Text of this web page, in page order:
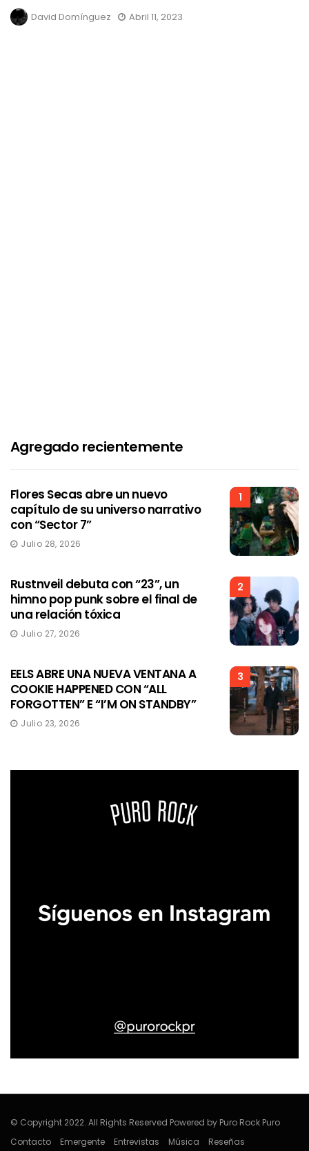
David Domínguez Abril 11, 2023
Agregado recientemente
1
Flores Secas abre un nuevo
capítulo de su universo narrativo
con “Sector 7”
Julio 28, 2026
2
Rustnveil debuta con “23”, un
himno pop punk sobre el final de
una relación tóxica
Julio 27, 2026
3
EELS ABRE UNA NUEVA VENTANA A
COOKIE HAPPENED CON “ALL
FORGOTTEN” E “I’M ON STANDBY”
Julio 23, 2026
© Copyright 2022. All Rights Reserved Powered by Puro Rock Puro
Contacto
Emergente Entrevistas Música Reseñas